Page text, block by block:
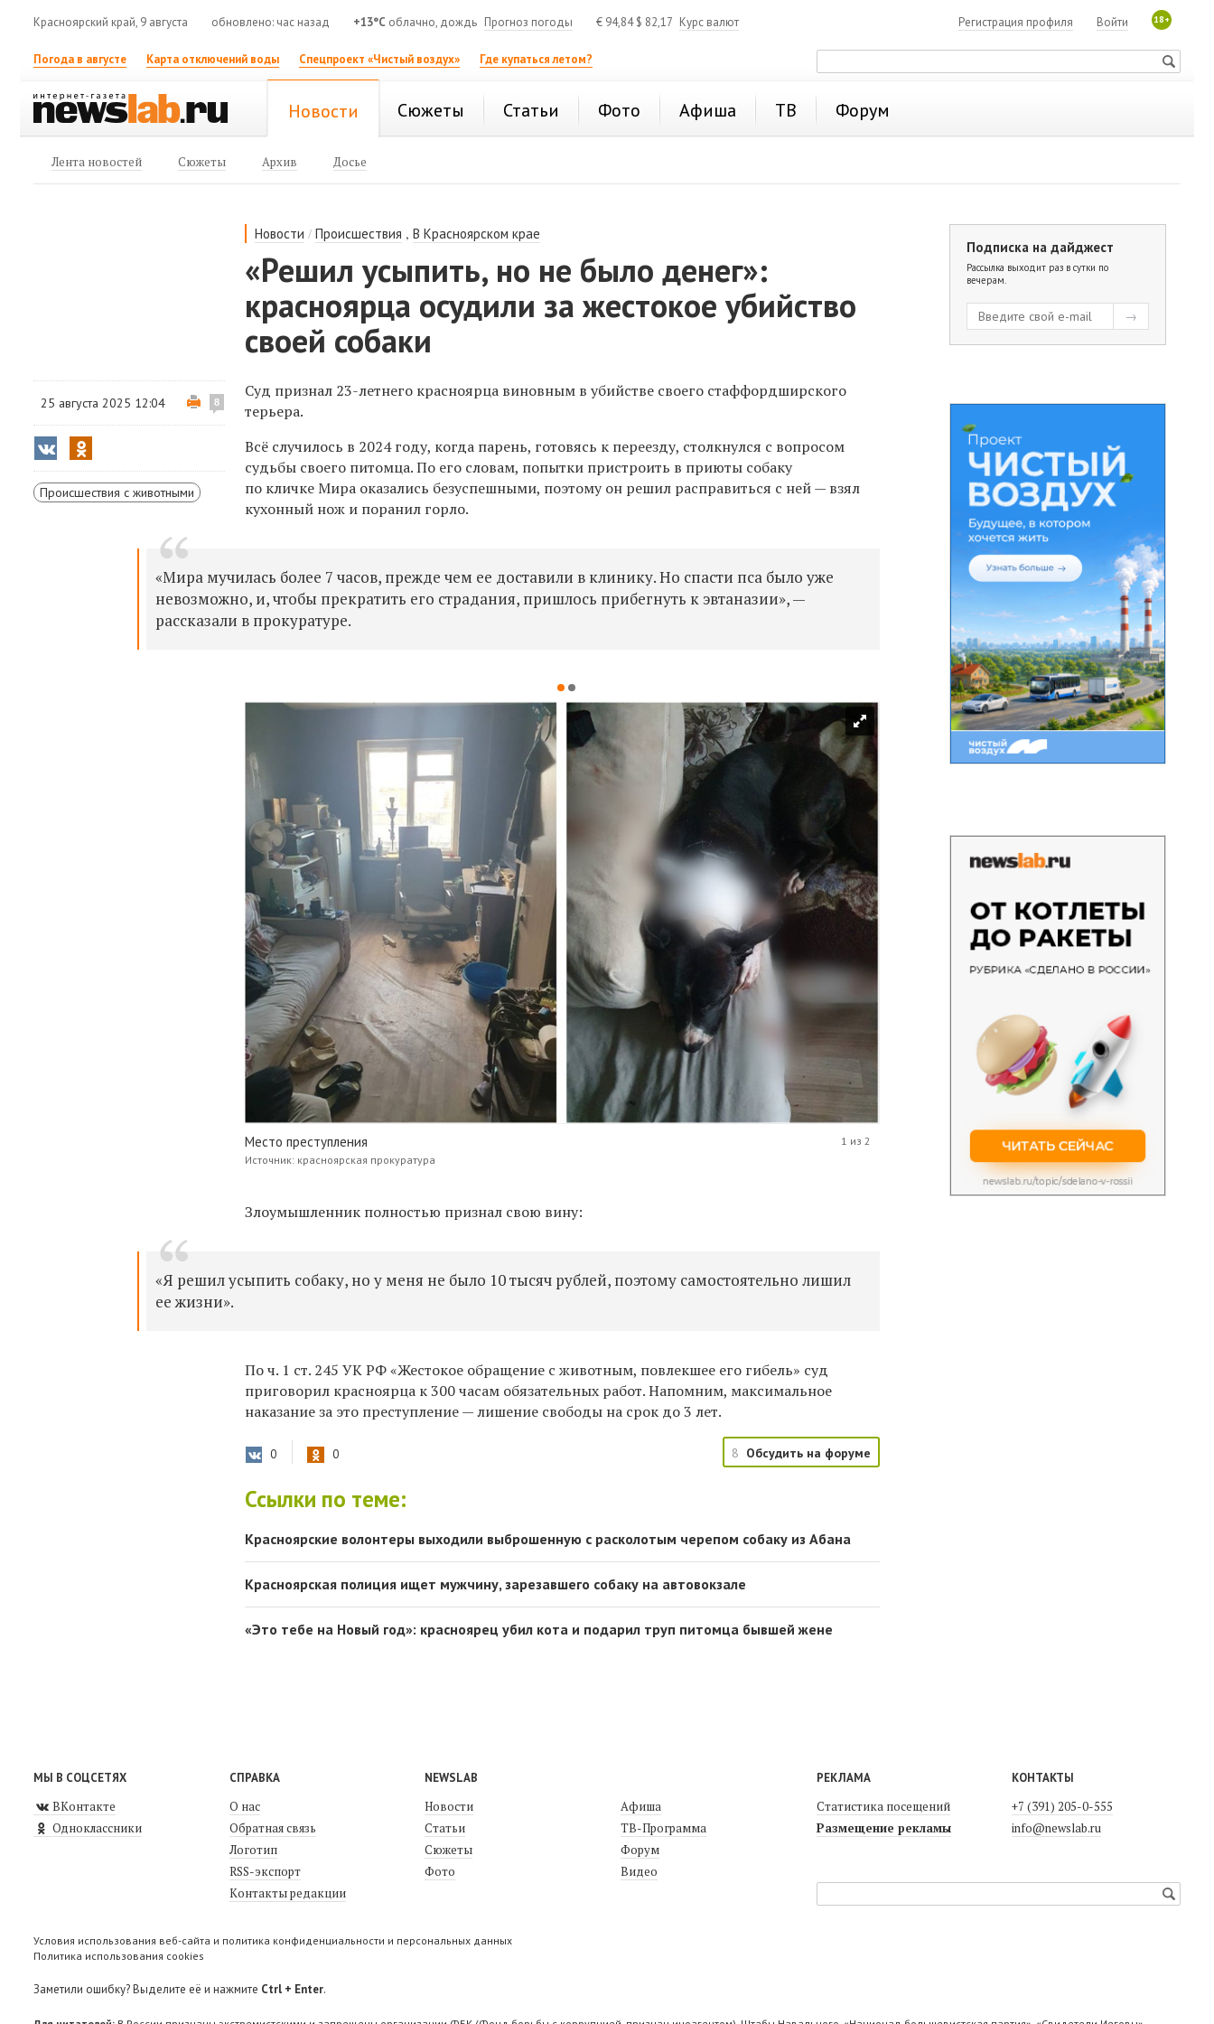
Красноярский край, 9 августа обновлено: час назад +13°C облачно, дождь Прогноз погоды € 94,84$ 82,17 Курс валют 18+
Войти
Регистрация профиля
Погода в августе Карта отключений воды Спецпроект «Чистый воздух» Где купаться летом?
Новости Сюжеты Статьи Фото Афиша ТВ Форум
Лента новостей Сюжеты Архив Досье
Новости /Происшествия ,В Красноярском крае
«Решил усыпить, но не было денег»:
красноярца осудили за жестокое убийство
своей собаки
25 августа 2025 12:04 8
Происшествия с животными
Суд признал 23-летнего красноярца виновным в убийстве своего стаффордширского
терьера.
Всё случилось в 2024 году, когда парень, готовясь к переезду, столкнулся с вопросом
судьбы своего питомца. По его словам, попытки пристроить в приюты собаку
по кличкеМира оказались безуспешными, поэтому он решил расправиться с ней — взял
кухонный нож и поранил горло.
«Мира мучилась более 7 часов, прежде чем ее доставили в клинику. Но спасти пса было уже
невозможно, и, чтобы прекратить его страдания, пришлось прибегнуть к эвтаназии», —
рассказали в прокуратуре.
Место преступления
Источник: красноярская прокуратура
1 из 2
Злоумышленник полностью признал свою вину:
«Я решил усыпить собаку, но у меня не было 10 тысяч рублей, поэтому самостоятельно лишил
ее жизни».
По ч. 1 ст. 245 УК РФ«Жестокое обращение с животным, повлекшее его гибель» суд
приговорил красноярца к 300 часам обязательных работ. Напомним, максимальное
наказание за это преступление — лишение свободы на срок до 3 лет.
0 0 8 Обсудить на форуме
Ссылки по теме:
Красноярские волонтеры выходили выброшенную с расколотым черепом собаку из Абана
Красноярская полиция ищет мужчину, зарезавшего собаку на автовокзале
«Это тебе на Новый год»: красноярец убил кота и подарил труп питомца бывшей жене
Подписка на дайджест
Рассылка выходит раз в сутки по
вечерам.
МЫ В СОЦСЕТЯХ
ВКонтакте
Одноклассники
СПРАВКА
О нас
Обратная связь
Логотип
RSS-экспорт
Контакты редакции
NEWSLAB
Новости
Статьи
Сюжеты
Фото
Афиша
ТВ-Программа
Форум
Видео
РЕКЛАМА
Статистика посещений
Размещение рекламы
КОНТАКТЫ
+7 (391) 205-0-555
info@newslab.ru
Условия использования веб-сайта и политика конфиденциальности и персональных данных
Политика использования cookies
Заметили ошибку? Выделите её и нажмите Ctrl + Enter.